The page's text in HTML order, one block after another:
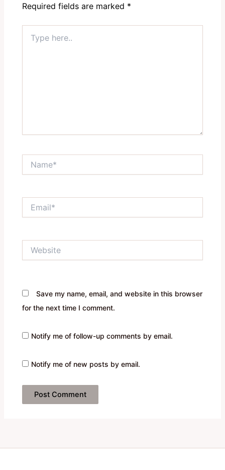
Required fields are marked *
here..
Save my name, email, and website in this browser
for the next time I comment.
Notify me of follow-up comments by email.
Notify me of new posts by email.